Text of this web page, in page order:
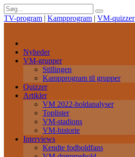
TV-program | Kampprogram | VM-quizzer
Nyheder
VM-grupper
Stillingen
Kampprogram til grupper
Quizzer
Artikler
VM 2022-holdanalyser
Toplister
VM-stadions
VM-historie
Interviews
Kendte fodboldfans